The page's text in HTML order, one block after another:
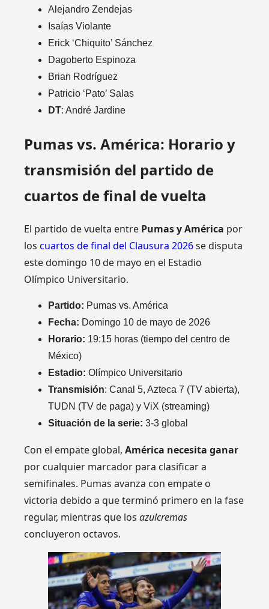
Alejandro Zendejas
Isaías Violante
Erick ‘Chiquito’ Sánchez
Dagoberto Espinoza
Brian Rodríguez
Patricio ‘Pato’ Salas
DT: André Jardine
Pumas vs. América: Horario y
transmisión del partido de
cuartos de final de vuelta
El partido de vuelta entre Pumas y América por
loscuartos de final del Clausura 2026se disputa
este domingo 10 de mayo en el Estadio
Olímpico Universitario.
Partido: Pumas vs. América
Fecha: Domingo 10 de mayo de 2026
Horario: 19:15 horas (tiempo del centro de
México)
Estadio: Olímpico Universitario
Transmisión: Canal 5, Azteca 7 (TV abierta),
TUDN (TV de paga) y ViX (streaming)
Situación de la serie: 3-3 global
Con el empate global,América necesita ganar
por cualquier marcador para clasificar a
semifinales. Pumas avanza con empate o
victoria debido a que terminó primero en la fase
regular, mientras que losazulcremas
concluyeron octavos.